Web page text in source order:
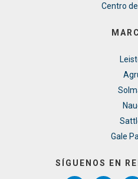
Centro
Gale
SÍGUENOS EN